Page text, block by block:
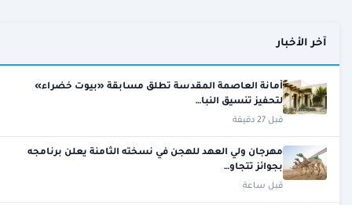
آخر الأخبار
أمانة العاصمة المقدسة تطلق مسابقة «بيوت خضراء»
لتحفيز تنسيق النبا…
قبل 27 دقيقة
مهرجان ولي العهد للهجن في نسخته الثامنة يعلن برنامجه
بجوائز تتجاو…
قبل ساعة